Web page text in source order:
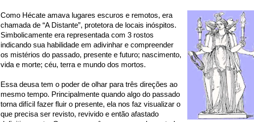
Como Hécate amava lugares escuros e remotos, era
chamada de “A Distante”, protetora de locais inóspitos.
Simbolicamente era representada com 3 rostos
indicando sua habilidade em adivinhar e compreender
os mistérios do passado, presente e futuro; nascimento,
vida e morte; céu, terra e mundo dos mortos.
Essa deusa tem o poder de olhar para três direções ao
mesmo tempo. Principalmente quando algo do passado
torna difícil fazer fluir o presente, ela nos faz visualizar o
que precisa ser revisto, revivido e então afastado